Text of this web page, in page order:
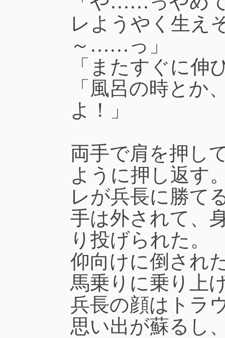
レようやく生え
～……っ」
「またすぐに伸
「風呂の時とか
よ！」
両手で肩を押し
ように押し返す
レが兵長に勝て
手は外されて、
り投げられた。
仰向けに倒され
馬乗りに乗り上
兵長の顔はトラ
思い出が蘇るし